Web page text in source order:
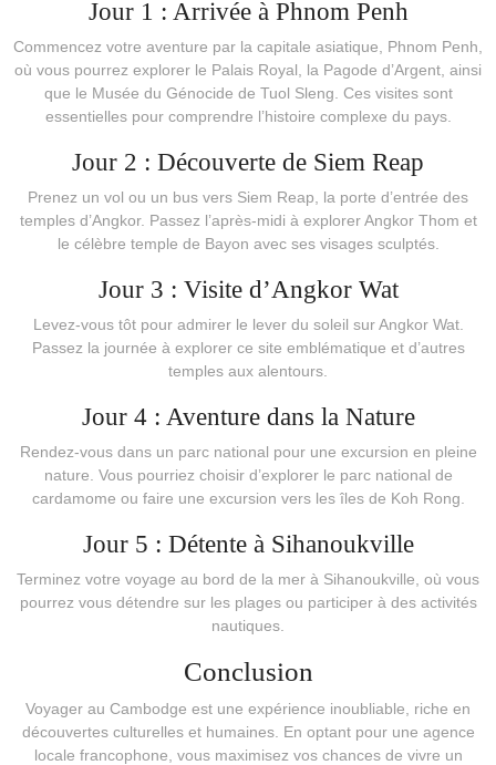
Jour 1 : Arrivée à Phnom Penh
Commencez votre aventure par la capitale asiatique, Phnom Penh,
où vous pourrez explorer le Palais Royal, la Pagode d’Argent, ainsi
que le Musée du Génocide de Tuol Sleng. Ces visites sont
essentielles pour comprendre l’histoire complexe du pays.
Jour 2 : Découverte de Siem Reap
Prenez un vol ou un bus vers Siem Reap, la porte d’entrée des
temples d’Angkor. Passez l’après-midi à explorer Angkor Thom et
le célèbre temple de Bayon avec ses visages sculptés.
Jour 3 : Visite d’Angkor Wat
Levez-vous tôt pour admirer le lever du soleil sur Angkor Wat.
Passez la journée à explorer ce site emblématique et d’autres
temples aux alentours.
Jour 4 : Aventure dans la Nature
Rendez-vous dans un parc national pour une excursion en pleine
nature. Vous pourriez choisir d’explorer le parc national de
cardamome ou faire une excursion vers les îles de Koh Rong.
Jour 5 : Détente à Sihanoukville
Terminez votre voyage au bord de la mer à Sihanoukville, où vous
pourrez vous détendre sur les plages ou participer à des activités
nautiques.
Conclusion
Voyager au Cambodge est une expérience inoubliable, riche en
découvertes culturelles et humaines. En optant pour une agence
locale francophone, vous maximisez vos chances de vivre un